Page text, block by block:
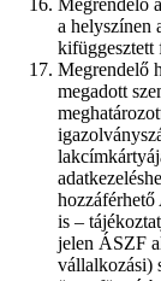
a helyszínen
kifüggesztett
Megrendelő
megadott
is –
jelen ÁSZF
vállalkozási)